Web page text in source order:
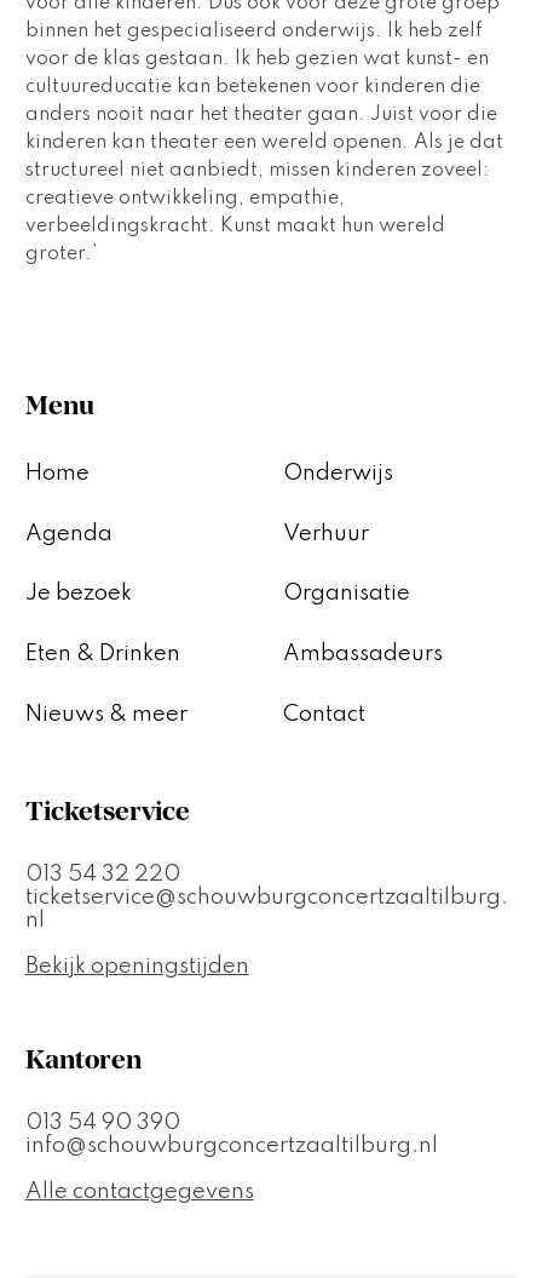
binnen het gespecialiseerd onderwijs. Ik heb zelf
voor de klas gestaan. Ik heb gezien wat kunst- en
cultuureducatie kan betekenen voor kinderen die
anders nooit naar het theater gaan. Juist voor die
kinderen kan theater een wereld openen. Als je dat
structureel niet aanbiedt, missen kinderen zoveel:
creatieve ontwikkeling, empathie,
verbeeldingskracht. Kunst maakt hun wereld
groter.’
Menu
Home
Agenda
Je bezoek
Eten & Drinken
Nieuws & meer
Onderwijs
Verhuur
Organisatie
Ambassadeurs
Contact
Ticketservice
013 54 32 220
ticketservice@schouwburgconcertzaaltilburg.
nl
Bekijk openingstijden
Kantoren
013 54 90 390
info@schouwburgconcertzaaltilburg.nl
Alle contactgegevens